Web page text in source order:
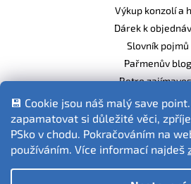
💾 Cookie jsou náš malý save
zapamatovat si důležité věci,
PSko v chodu. Pokračováním na
používáním. Více informací najdeš
Výkup konzolí a
Dárek k
Slovník pojmů
Pařmenův blog
Retro
Balíme
Fotografie produktů jsou